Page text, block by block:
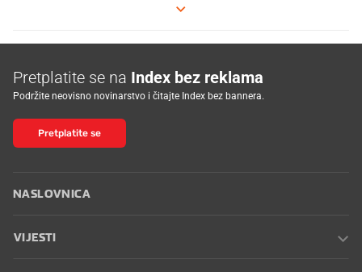
Pretplatite se na Index bez reklama
Podržite neovisno novinarstvo i čitajte Index bez bannera.
Pretplatite se
NASLOVNICA
VIJESTI